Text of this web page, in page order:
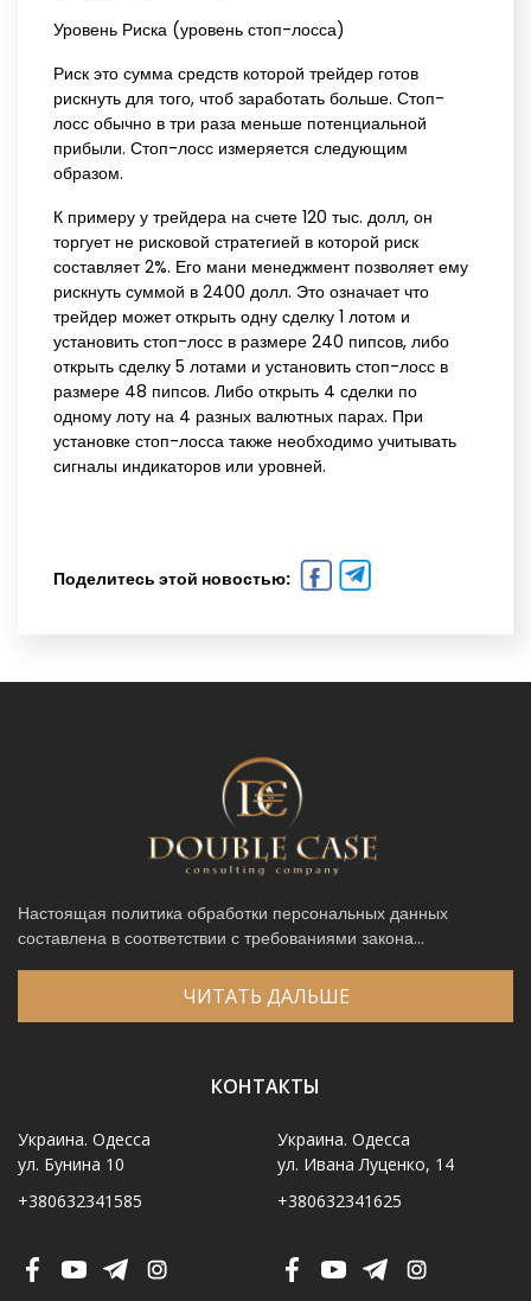
Уровень Риска (уровень стоп-лосса)
Риск это сумма средств которой трейдер готов
рискнуть для того, чтоб заработать больше. Стоп-
лосс обычно в три раза меньше потенциальной
прибыли. Стоп-лосс измеряется следующим
образом.
К примеру у трейдера на счете 120 тыс. долл, он
торгует не рисковой стратегией в которой риск
составляет 2%. Его мани менеджмент позволяет ему
рискнуть суммой в 2400 долл. Это означает что
трейдер может открыть одну сделку 1 лотом и
установить стоп-лосс в размере 240 пипсов, либо
открыть сделку 5 лотами и установить стоп-лосс в
размере 48 пипсов. Либо открыть 4 сделки по
одному лоту на 4 разных валютных парах. При
установке стоп-лосса также необходимо учитывать
сигналы индикаторов или уровней.
Поделитесь этой новостью:
Настоящая политика обработки персональных данных
составлена в соответствии с требованиями закона...
ЧИТАТЬ ДАЛЬШЕ
КОНТАКТЫ
Украина. Одесса
ул. Бунина 10
+380632341585
Украина. Одесса
ул. Ивана Луценко, 14
+380632341625